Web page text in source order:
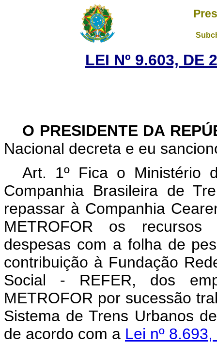
LEI Nº 9.603, DE
O PRESIDENTE DA
Nacional decreta e eu
Art. 1º Fica o Ministério
Companhia Brasileira de
repassar à Companhia
METROFOR os
despesas com a folha de
contribuição à Fundação
Social - REFER, dos
METROFOR por sucessão
Sistema de Trens Urbanos
de acordo com a Lei nº